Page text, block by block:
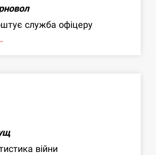
служба офіцеру
війни